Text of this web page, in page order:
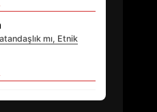
mı, Etnik
ATAMA:
NE